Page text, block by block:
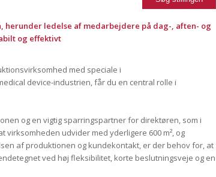
ledelse af medarbejdere på dag-, aften- og
og effektivt
med speciale i
device-industrien, får du en central rolle i
og en vigtig sparringspartner for direktøren, som i
virksomheden udvider med yderligere 600 m², og
af produktionen og kundekontakt, er der behov for, at
ved høj fleksibilitet, korte beslutningsveje og en